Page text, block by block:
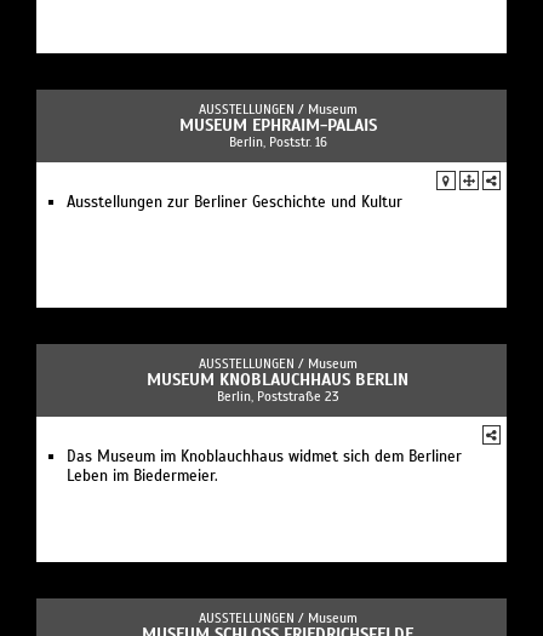
AUSSTELLUNGEN / Museum
MUSEUM EPHRAIM-PALAIS
Berlin, Poststr. 16
Ausstellungen zur Berliner Geschichte und Kultur
AUSSTELLUNGEN / Museum
MUSEUM KNOBLAUCHHAUS BERLIN
Berlin, Poststraße 23
Das Museum im Knoblauchhaus widmet sich dem Berliner
Leben im Biedermeier.
AUSSTELLUNGEN / Museum